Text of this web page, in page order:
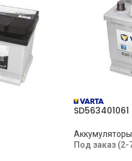
Аккумуляторы
Под заказ (2-